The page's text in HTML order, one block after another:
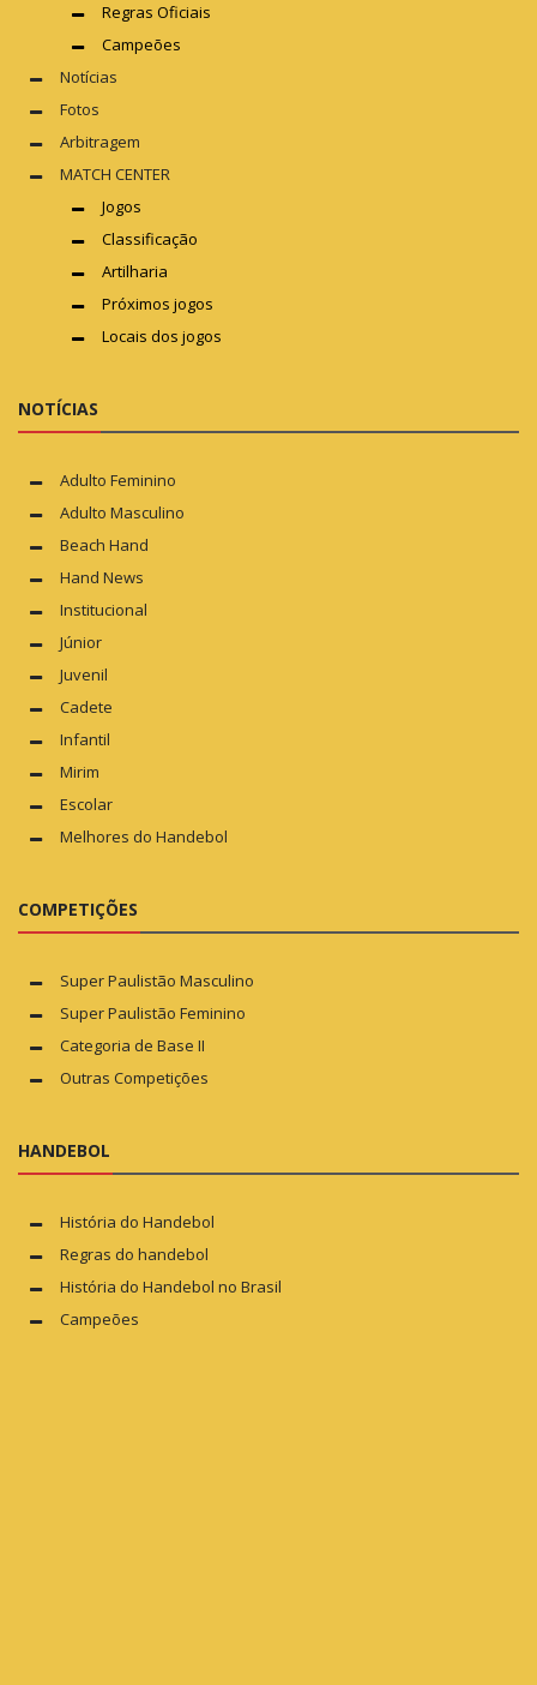
Regras Oficiais
Campeões
Notícias
Fotos
Arbitragem
MATCH CENTER
Jogos
Classificação
Artilharia
Próximos jogos
Locais dos jogos
NOTÍCIAS
Adulto Feminino
Adulto Masculino
Beach Hand
Hand News
Institucional
Júnior
Juvenil
Cadete
Infantil
Mirim
Escolar
Melhores do Handebol
COMPETIÇÕES
Super Paulistão Masculino
Super Paulistão Feminino
Categoria de Base II
Outras Competições
HANDEBOL
História do Handebol
Regras do handebol
História do Handebol no Brasil
Campeões